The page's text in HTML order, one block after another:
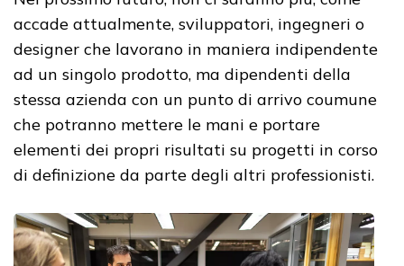
accade attualmente, sviluppatori, ingegneri o
designer che lavorano in maniera indipendente
ad un singolo prodotto, ma dipendenti della
stessa azienda con un punto di arrivo coumune
che potranno mettere le mani e portare
elementi dei propri risultati su progetti in corso
di definizione da parte degli altri professionisti.